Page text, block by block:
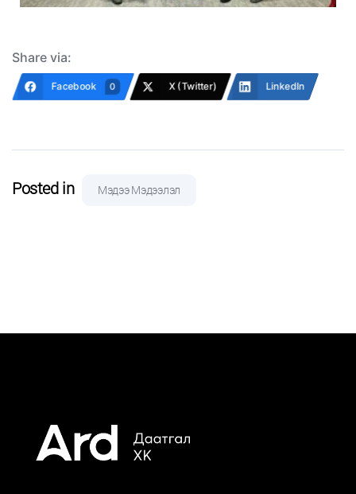
Share via:
Facebook 0 X (Twitter) LinkedIn
Posted in Мэдээ Мэдээлэл